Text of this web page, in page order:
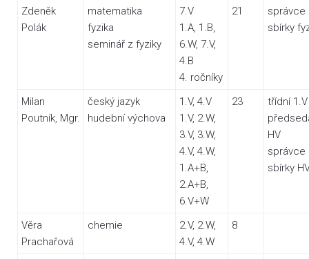
Zdeněk
Polák
matematika
fyzika
seminář z fyziky
7.V
1.A, 1.B,
6.W, 7.V,
4.B
4. ročníky
21
správce
sbírky
Milan
Poutník, Mgr.
český jazyk
hudební výchova
1.V, 4.V
1.V, 2.W,
3.V, 3.W,
4.V, 4.W,
1.A+B,
2.A+B,
6.V+W
23
třídní 1.V
HV
správce
sbírky
Věra
Prachařová
chemie
2.V, 2.W,
4.V, 4.W
8